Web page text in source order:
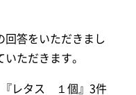
回答をいただきまし
ただきます。
『レタス １個』3件